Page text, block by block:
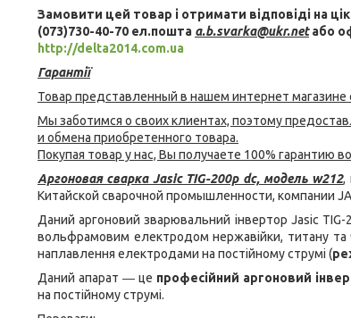
Замовити цей товар і отримати відповіді на
(073)730-40-70 ел.пошта a.b.svarka@ukr.netабо
http://delta2014.com.ua
Гарантії
Товар представленный в нашем интернет
Мы заботимся о своих клиентах, поэтому
и обмена приобретенного товара.
Покупая товар у нас, Вы получаете 100% гарантию
Аргоновая сварка Jasic TIG-200p dc, модель w212,
Китайской сварочной промышленности, компании
Даний аргоновий зварювальний інвертор Jasic
вольфрамовим електродом нержавійки, титану та
наплавлення електродами на постійному струмі (
Даний апарат ― це професійний аргоновий
на постійному струмі.